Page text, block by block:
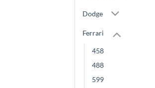
Dodge
Ferrari
458
488
599